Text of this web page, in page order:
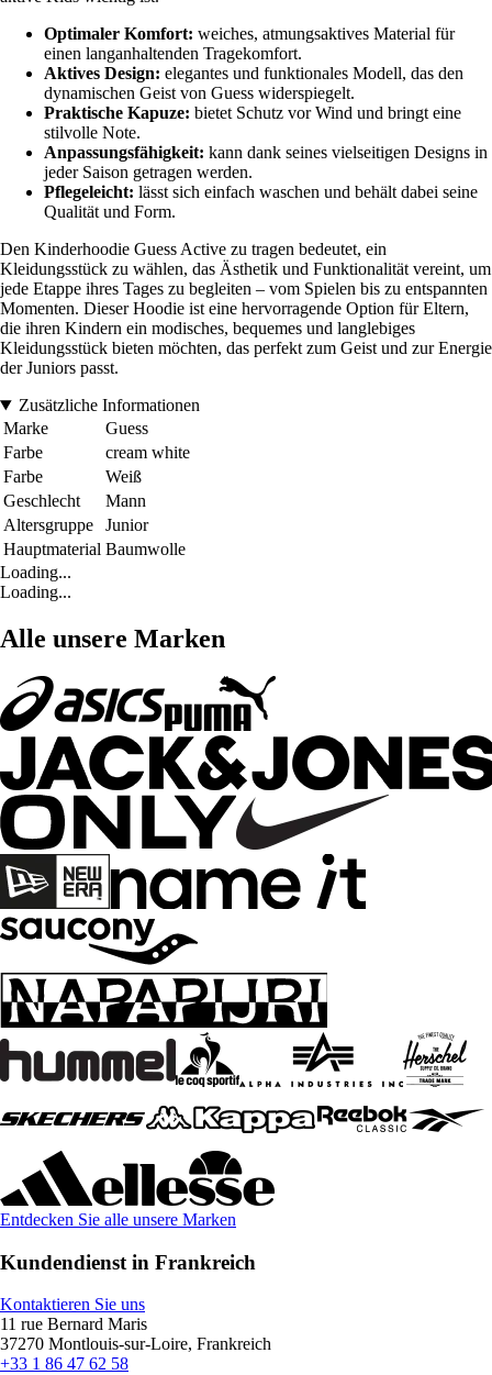
Optimaler Komfort: weiches, atmungsaktives Material für
einen langanhaltenden Tragekomfort.
Aktives Design: elegantes und funktionales Modell, das den
dynamischen Geist von Guess widerspiegelt.
Praktische Kapuze: bietet Schutz vor Wind und bringt eine
stilvolle Note.
Anpassungsfähigkeit: kann dank seines vielseitigen Designs in
jeder Saison getragen werden.
Pflegeleicht: lässt sich einfach waschen und behält dabei seine
Qualität und Form.
Den Kinderhoodie Guess Active zu tragen bedeutet, ein
Kleidungsstück zu wählen, das Ästhetik und Funktionalität vereint, um
jede Etappe ihres Tages zu begleiten – vom Spielen bis zu entspannten
Momenten. Dieser Hoodie ist eine hervorragende Option für Eltern,
die ihren Kindern ein modisches, bequemes und langlebiges
Kleidungsstück bieten möchten, das perfekt zum Geist und zur Energie
der Juniors passt.
Zusätzliche Informationen
Marke
Guess
Farbe
cream white
Farbe
Weiß
Geschlecht
Mann
Altersgruppe
Junior
Hauptmaterial Baumwolle
Loading...
Loading...
Alle unsere Marken
Entdecken Sie alle unsere Marken
Kundendienst in Frankreich
Kontaktieren Sie uns
11 rue Bernard Maris
37270 Montlouis-sur-Loire, Frankreich
+33 1 86 47 62 58